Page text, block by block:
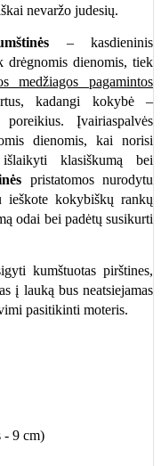
nevaržo judesių.
– kasdieninis
drėgnomis dienomis, tiek
medžiagos pagamintos
kadangi kokybė –
Įvairiaspalvės
dienomis, kai norisi
klasiškumą bei
pristatomos nurodytu
ieškote kokybiškų rankų
odai bei padėtų susikurti
kumštuotas pirštines,
į lauką bus neatsiejamas
pasitikinti moteris.
- 9 cm)